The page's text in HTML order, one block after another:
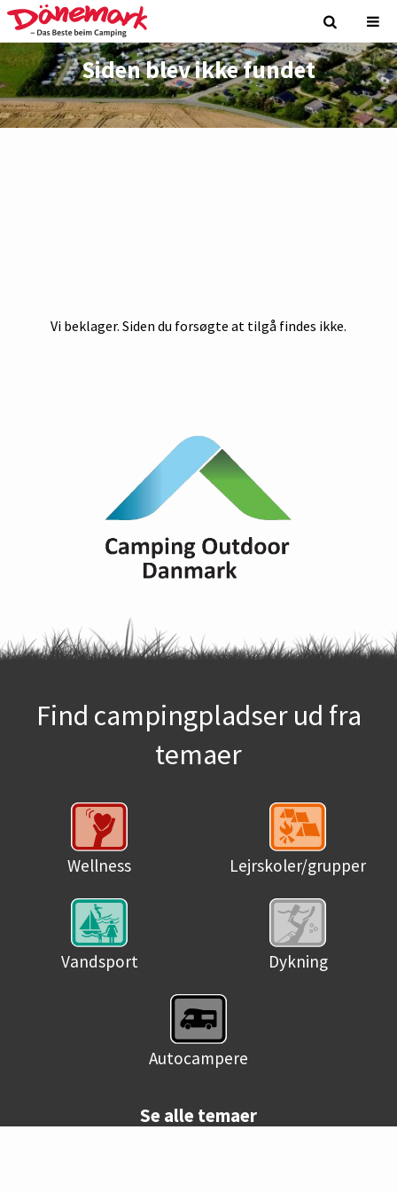
Siden blev ikke fundet
Vi beklager. Siden du forsøgte at tilgå findes ikke.
Find campingpladser ud fra
temaer
Wellness Lejrskoler/grupper
Vandsport Dykning
Autocampere
Se alle temaer